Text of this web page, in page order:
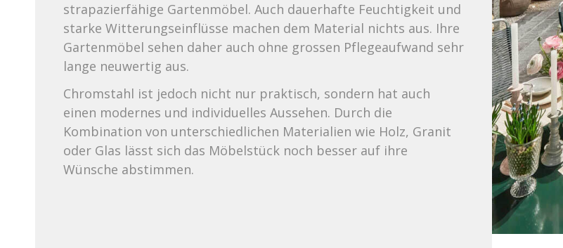
strapazierfähige Gartenmöbel. Auch dauerhafte Feuchtigkeit und
starke Witterungseinflüsse machen dem Material nichts aus. Ihre
Gartenmöbel sehen daher auch ohne grossen Pflegeaufwand sehr
lange neuwertig aus.
Chromstahl ist jedoch nicht nur praktisch, sondern hat auch
einen modernes und individuelles Aussehen. Durch die
Kombination von unterschiedlichen Materialien wie Holz, Granit
oder Glas lässt sich das Möbelstück noch besser auf ihre
Wünsche abstimmen.